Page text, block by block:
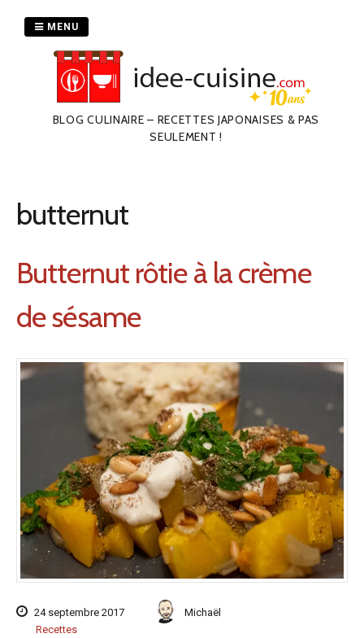
BLOG CULINAIRE – RECETTES JAPONAISES & PAS
SEULEMENT !
MENU
butternut
Butternut rôtie à la crème
de sésame
24 septembre 2017
Michaël
Recettes